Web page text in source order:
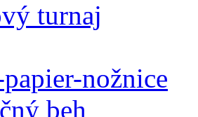
turnaj
nožnice
beh